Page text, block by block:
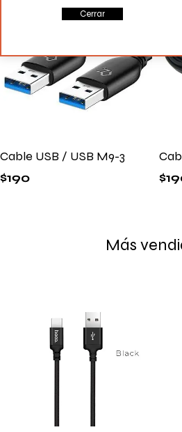
Cable USB / USB M9-3
$190
$
Más
Cerrar